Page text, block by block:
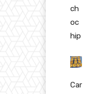
ch
oc
hip
Car